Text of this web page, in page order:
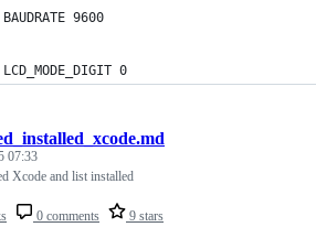
BAUDRATE 9600
0
0 comments 9 stars
07:33
Xcode and list installed